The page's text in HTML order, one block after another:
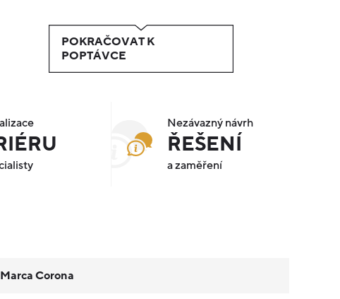
POKRAČOVAT K
POPTÁVCE
Nezávazný návrh
ŘEŠENÍ
a zaměření
Marca Corona